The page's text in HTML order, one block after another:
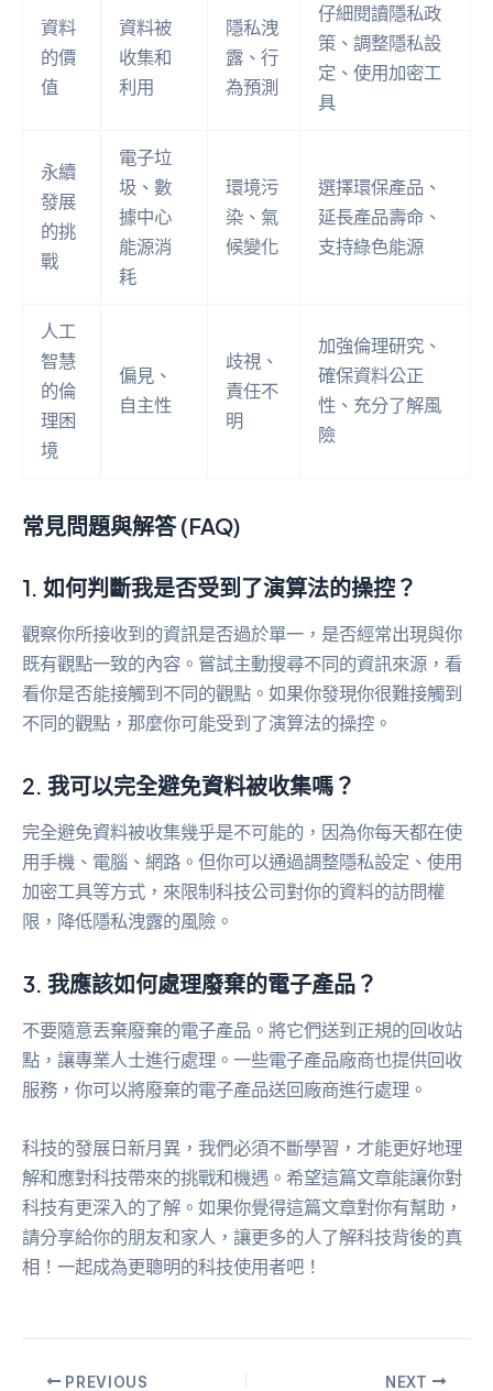
資料
的價
值
資料被
收集和
利用
隱私洩
露、行
為預測
仔細閱讀隱私政
策、調整隱私設
定、使用加密工
具
永續
發展
的挑
戰
電子垃
圾、數
據中心
能源消
耗
環境污
染、氣
候變化
選擇環保產品、
延長產品壽命、
支持綠色能源
人工
智慧
的倫
理困
境
偏見、
自主性
歧視、
責任不
明
加強倫理研究、
確保資料公正
性、充分了解風
險
常見問題與解答 (FAQ)
1. 如何判斷我是否受到了演算法的操控？
觀察你所接收到的資訊是否過於單一，是否經常出現與你
既有觀點一致的內容。嘗試主動搜尋不同的資訊來源，看
看你是否能接觸到不同的觀點。如果你發現你很難接觸到
不同的觀點，那麼你可能受到了演算法的操控。
2. 我可以完全避免資料被收集嗎？
完全避免資料被收集幾乎是不可能的，因為你每天都在使
用手機、電腦、網路。但你可以通過調整隱私設定、使用
加密工具等方式，來限制科技公司對你的資料的訪問權
限，降低隱私洩露的風險。
3. 我應該如何處理廢棄的電子產品？
不要隨意丟棄廢棄的電子產品。將它們送到正規的回收站
點，讓專業人士進行處理。一些電子產品廠商也提供回收
服務，你可以將廢棄的電子產品送回廠商進行處理。
科技的發展日新月異，我們必須不斷學習，才能更好地理
解和應對科技帶來的挑戰和機遇。希望這篇文章能讓你對
科技有更深入的了解。如果你覺得這篇文章對你有幫助，
請分享給你的朋友和家人，讓更多的人了解科技背後的真
相！一起成為更聰明的科技使用者吧！
PREVIOUS NEXT